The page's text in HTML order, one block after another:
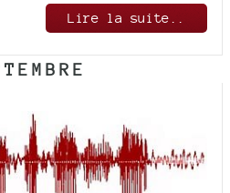
Lire la suite..